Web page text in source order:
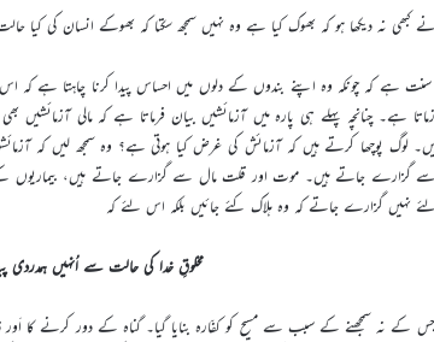
نہ دیکھا ہو کہ بھوک کیا ہے وہ نہیں سمجھ سکتا کہ بھوکے انسان کی کیا
سنت ہے کہ چونکہ وہ اپنے بندوں کے دلوں میں احساس پیدا کرنا چاہتا ہے کہ
ہے۔ چنانچہ پہلے ہی پارہ میں آزمائشیں بیان فرماتا ہے کہ مالی آزمائشیں
لوگ پوچھا کرتے ہیں کہ آزمائش کی غرض کیا ہوتی ہے؟ وہ سمجھ لیں کہ
گزارے جاتے ہیں۔ موت اور قلت مال سے گزارے جاتے ہیں،
نہیں گزارے جاتے کہ وہ ہلاک کئے جائیں بلکہ اس لئے کہ
مخلوقِ خدا کی حالت سے اُنہیں ہمدردی
نہ سمجھنے کے سبب سے مسیح کو کفّارہ بنایا گیا۔ گناہ کے دور کرنے کا اَور